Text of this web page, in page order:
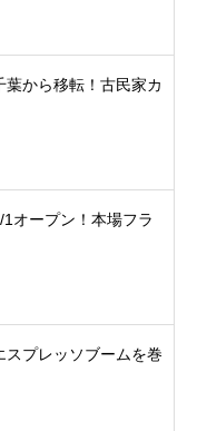
葉から移転！古民家カ
1オープン！本場フラ
スプレッソブームを巻